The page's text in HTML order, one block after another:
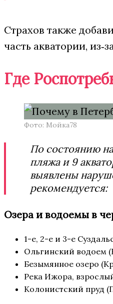
Страхов также
часть акватории,
Где
Фото: Мойка78
По состоянию
пляжа и 9
выявлены
рекомендуется:
Озера и водоемы в
1-е, 2-е и 3-е
Ольгинский водоем
Безымянное озеро
Река Ижора,
Колонистский пруд